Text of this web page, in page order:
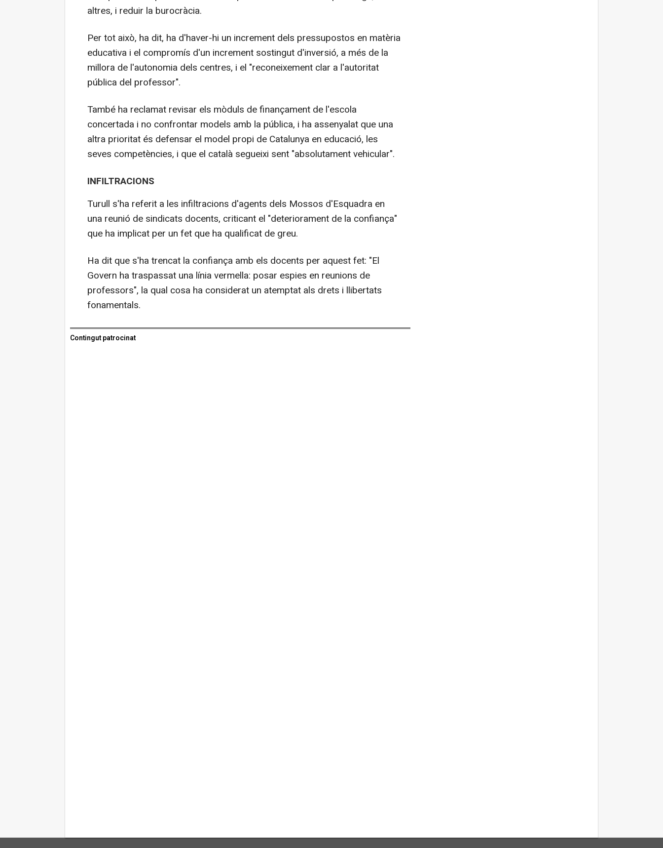
altres, i reduir la burocràcia.
Per tot això, ha dit, ha d'haver-hi un increment dels pressupostos en matèria
educativa i el compromís d'un increment sostingut d'inversió, a més de la
millora de l'autonomia dels centres, i el "reconeixement clar a l'autoritat
pública del professor".
També ha reclamat revisar els mòduls de finançament de l'escola
concertada i no confrontar models amb la pública, i ha assenyalat que una
altra prioritat és defensar el model propi de Catalunya en educació, les
seves competències, i que el català segueixi sent "absolutament vehicular".
INFILTRACIONS
Turull s'ha referit a les infiltracions d'agents dels Mossos d'Esquadra en
una reunió de sindicats docents, criticant el "deteriorament de la confiança"
que ha implicat per un fet que ha qualificat de greu.
Ha dit que s'ha trencat la confiança amb els docents per aquest fet: "El
Govern ha traspassat una línia vermella: posar espies en reunions de
professors", la qual cosa ha considerat un atemptat als drets i llibertats
fonamentals.
Contingut patrocinat